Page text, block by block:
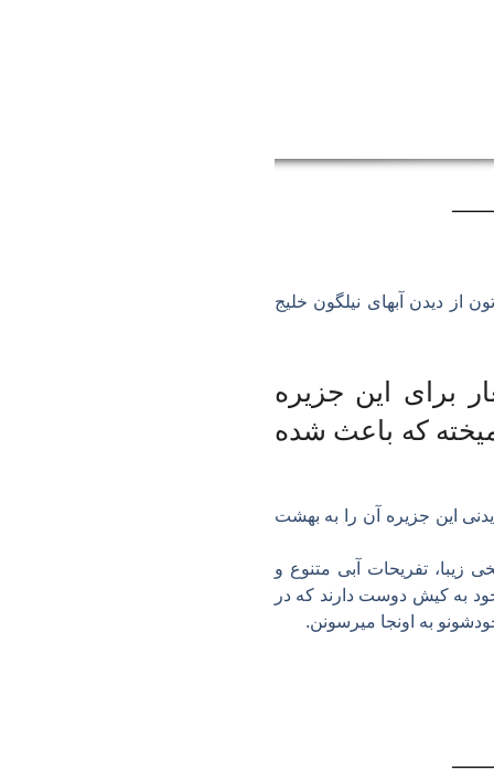
در این جزیره چشماتون از دیدن آبهای نیلگون خلیج
برای این جزیره
که باعث شده
این جزیره آن را به بهشت
زیبا، تفریحات آبی متنوع و
به کیش دوست دارند که در
به اونجا میرسونن.